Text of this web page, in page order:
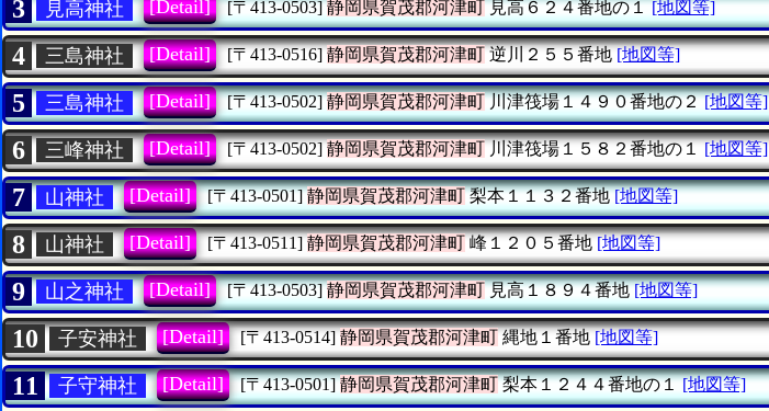
3 見高神社 [Detail] [〒413-0503] 静岡県賀茂郡河津町見高６２４番地の１ [地図等]
4 三島神社 [Detail] [〒413-0516] 静岡県賀茂郡河津町逆川２５５番地 [地図等]
5 三島神社 [Detail] [〒413-0502] 静岡県賀茂郡河津町川津筏場１４９０番地の２ [地図等]
6 三峰神社 [Detail] [〒413-0502] 静岡県賀茂郡河津町川津筏場１５８２番地の１ [地図等]
7 山神社 [Detail] [〒413-0501] 静岡県賀茂郡河津町梨本１１３２番地 [地図等]
8 山神社 [Detail] [〒413-0511] 静岡県賀茂郡河津町峰１２０５番地 [地図等]
9 山之神社 [Detail] [〒413-0503] 静岡県賀茂郡河津町見高１８９４番地 [地図等]
10 子安神社 [Detail] [〒413-0514] 静岡県賀茂郡河津町縄地１番地 [地図等]
11 子守神社 [Detail] [〒413-0501] 静岡県賀茂郡河津町梨本１２４４番地の１ [地図等]